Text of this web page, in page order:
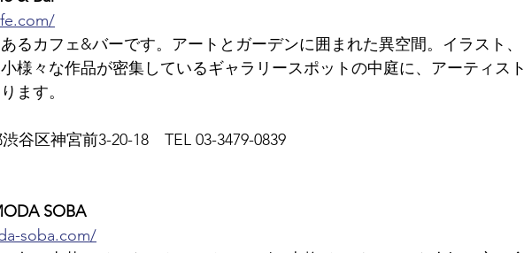
るカフェ&バーです。アートとガーデンに囲まれた異空間。イラスト、
様々な作品が密集しているギャラリースポットの中庭に、アーティスト
ます。
谷区神宮前3-20-18　TEL 03-3479-0839
SOBA
soba.com/